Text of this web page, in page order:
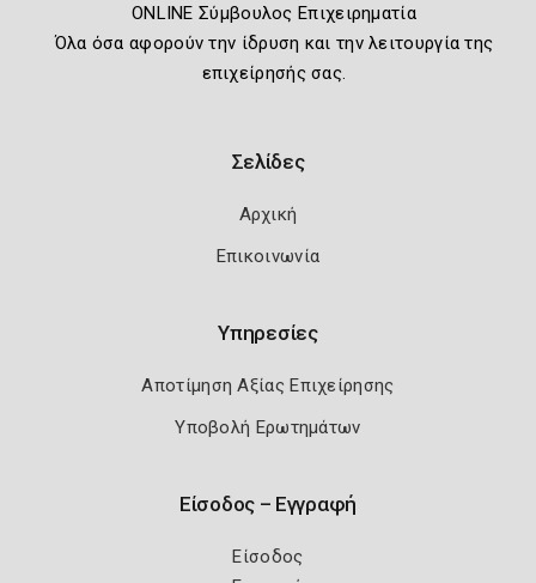
ONLINE Σύμβουλος Επιχειρηματία
Όλα όσα αφορούν την ίδρυση και την λειτουργία της
επιχείρησής σας.
Σελίδες
Αρχική
Επικοινωνία
Υπηρεσίες
Αποτίμηση Αξίας Επιχείρησης
Υποβολή Ερωτημάτων
Είσοδος – Εγγραφή
Είσοδος